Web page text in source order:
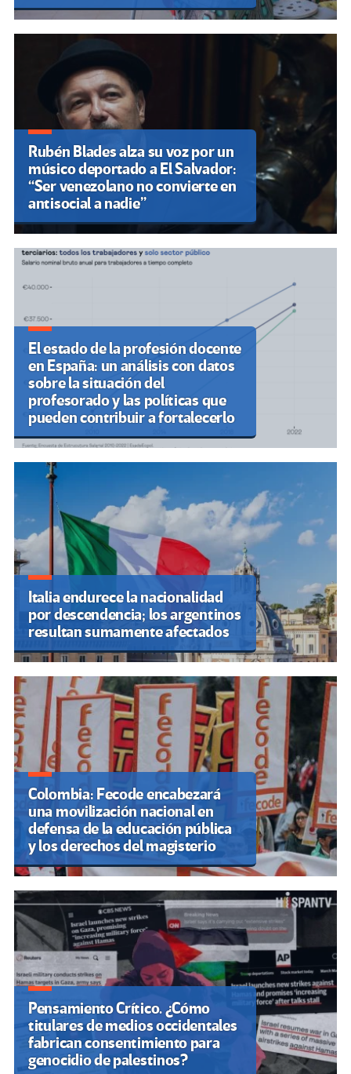
Rubén Blades alza su voz por un
músico deportado a El Salvador:
“Ser venezolano no convierte en
antisocial a nadie”
El estado de la profesión docente
en España: un análisis con datos
sobre la situación del
profesorado y las políticas que
pueden contribuir a fortalecerlo
Italia endurece la nacionalidad
por descendencia; los argentinos
resultan sumamente afectados
Colombia: Fecode encabezará
una movilización nacional en
defensa de la educación pública
y los derechos del magisterio
Pensamiento Crítico. ¿Cómo
titulares de medios occidentales
fabrican consentimiento para
genocidio de palestinos?